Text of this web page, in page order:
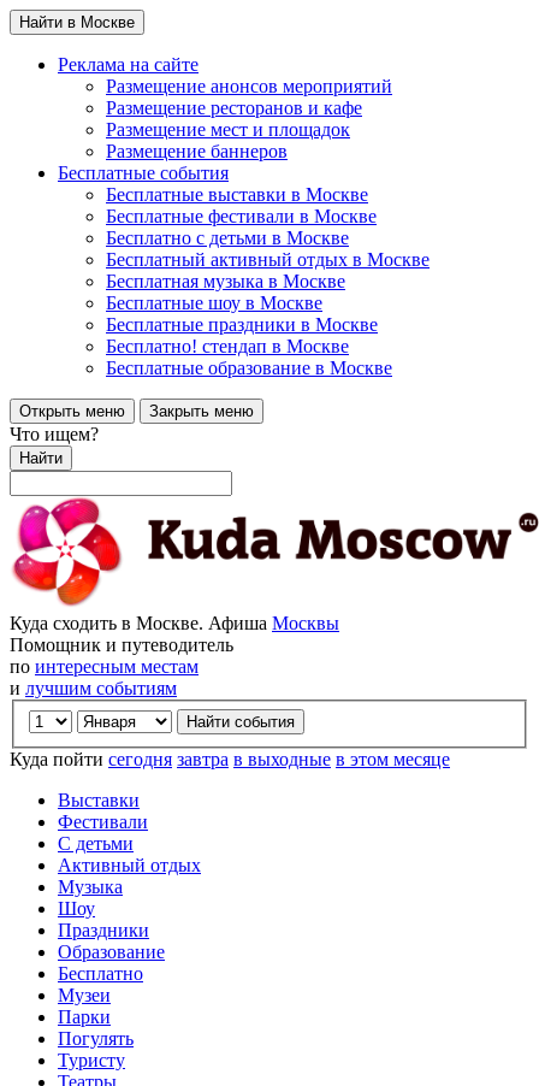
Найти в Москве
Реклама на сайте
Размещение анонсов мероприятий
Размещение ресторанов и кафе
Размещение мест и площадок
Размещение баннеров
Бесплатные события
Бесплатные выставки в Москве
Бесплатные фестивали в Москве
Бесплатно с детьми в Москве
Бесплатный активный отдых в Москве
Бесплатная музыка в Москве
Бесплатные шоу в Москве
Бесплатные праздники в Москве
Бесплатно! стендап в Москве
Бесплатные образование в Москве
Открыть меню Закрыть меню
Что ищем?
Найти
Куда сходить в Москве. Афиша Москвы
Помощник и путеводитель
по интересным местам
и лучшим событиям
Куда пойти сегодня завтра в выходные в этом месяце
Выставки
Фестивали
С детьми
Активный отдых
Музыка
Шоу
Праздники
Образование
Бесплатно
Музеи
Парки
Погулять
Туристу
Театры